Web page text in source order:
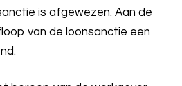
is afgewezen. Aan de
van de loonsanctie een